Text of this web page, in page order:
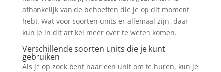
afhankelijk van de behoeften die je op dit moment
hebt. Wat voor soorten units er allemaal zijn, daar
kun je in dit artikel meer over te weten komen.
Verschillende soorten units die je kunt
gebruiken
Als je op zoek bent naar een unit om te huren, kun je